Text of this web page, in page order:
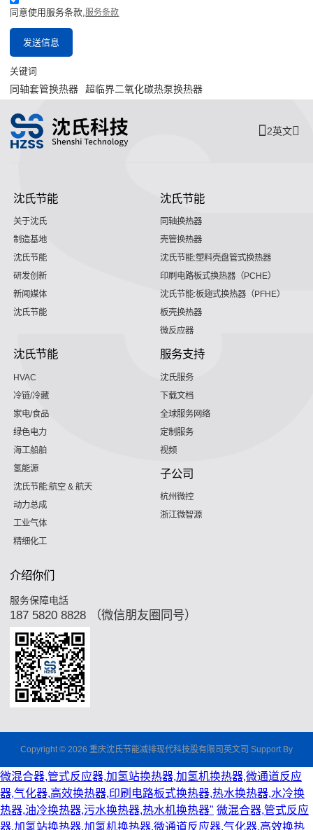
同意使用服务条款,服务条款
发送信息
关键词
同轴套管换热器 超临界二氧化碳热泵换热器
2英文
沈氏节能
关于沈氏
制造基地
沈氏节能
研发创新
新闻媒体
沈氏节能
沈氏节能
同轴换热器
壳管换热器
沈氏节能:塑料壳盘管式换热器
印刷电路板式换热器（PCHE）
沈氏节能:板翅式换热器（PFHE）
板壳换热器
微反应器
沈氏节能
HVAC
冷链/冷藏
家电/食品
绿色电力
海工船舶
氢能源
沈氏节能:航空 & 航天
动力总成
工业气体
精细化工
服务支持
沈氏服务
下载文档
全球服务网络
定制服务
视频
子公司
杭州微控
浙江微智源
介绍你们
服务保障电話
187 5820 8828 （微信朋友圈同号）
Copyright © 2026 重庆沈氏节能减排现代科技股有限司英文司 Support By
微混合器,管式反应器,加氢站换热器,加氢机换热器,微通道反应
器,气化器,高效换热器,印刷电路板式换热器,热水换热器,水冷换
热器,油冷换热器,污水换热器,热水机换热器" 微混合器,管式反应
器,加氢站换热器,加氢机换热器,微通道反应器,气化器,高效换热